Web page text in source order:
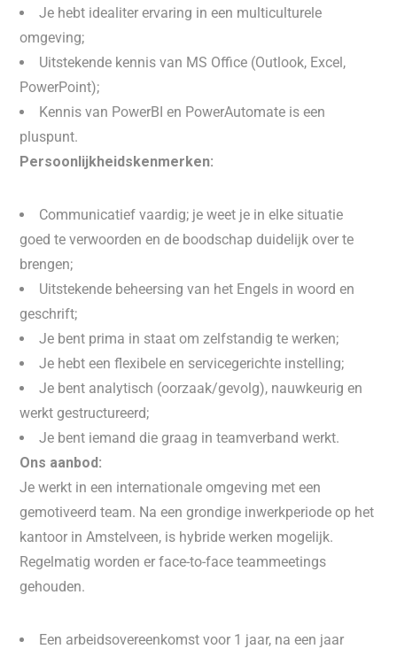
Je hebt idealiter ervaring in een multiculturele
omgeving;
Uitstekende kennis van MS Office (Outlook, Excel,
PowerPoint);
Kennis van PowerBI en PowerAutomate is een
pluspunt.
Persoonlijkheidskenmerken:
Communicatief vaardig; je weet je in elke situatie
goed te verwoorden en de boodschap duidelijk over te
brengen;
Uitstekende beheersing van het Engels in woord en
geschrift;
Je bent prima in staat om zelfstandig te werken;
Je hebt een flexibele en servicegerichte instelling;
Je bent analytisch (oorzaak/gevolg), nauwkeurig en
werkt gestructureerd;
Je bent iemand die graag in teamverband werkt.
Ons aanbod:
Je werkt in een internationale omgeving met een
gemotiveerd team. Na een grondige inwerkperiode op het
kantoor in Amstelveen, is hybride werken mogelijk.
Regelmatig worden er face-to-face teammeetings
gehouden.
Een arbeidsovereenkomst voor 1 jaar, na een jaar